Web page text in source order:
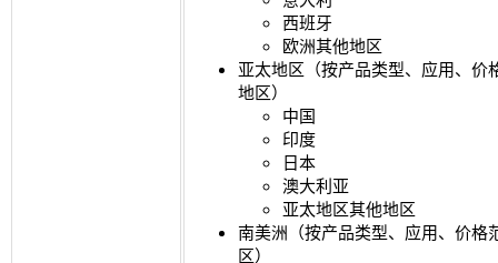
西班牙
欧洲其他地区
亚太地区（按产品类型、应用、价
地区）
中国
印度
日本
澳大利亚
亚太地区其他地区
南美洲（按产品类型、应用、价格
区）